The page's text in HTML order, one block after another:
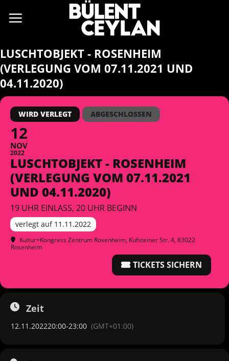
Inhalt
LUSCHTOBJEKT - ROSENHEIM
(VERLEGUNG VOM 07.11.2021 UND
04.11.2020)
WIRD VERLEGT ABGESCHLOSSEN
12
NOV
2022
LUSCHTOBJEKT - ROSENHEIM
(VERLEGUNG VOM 07.11.2021
UND 04.11.2020)
19 UHR EINLASS, 20 UHR BEGINN
verlegt auf 11.11.2022
Kultur+Kongress Zentrum Rosenheim, Kufsteiner Str. 4, 83022
Rosenheim
TICKETS SICHERN
Zeit
12.11.202220:00-23:00 (GMT+01:00)